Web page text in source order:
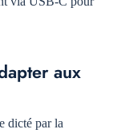
aux
dicté par la